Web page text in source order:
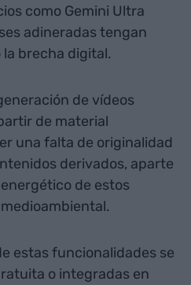
como Gemini Ultra
adineradas tengan
brecha digital.
de vídeos
de material
una falta de originalidad
derivados, aparte
de estos
estas funcionalidades se
o integradas en